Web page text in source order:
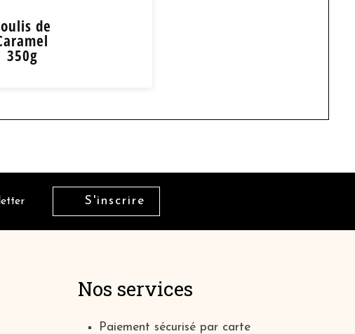
350g
de
350g
S'inscrire
Nos services
Paiement sécurisé par carte